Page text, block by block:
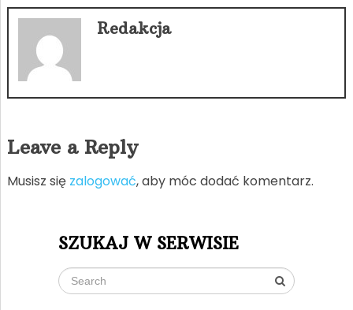
Redakcja
Leave a Reply
Musisz się zalogować, aby móc dodać komentarz.
SZUKAJ W SERWISIE